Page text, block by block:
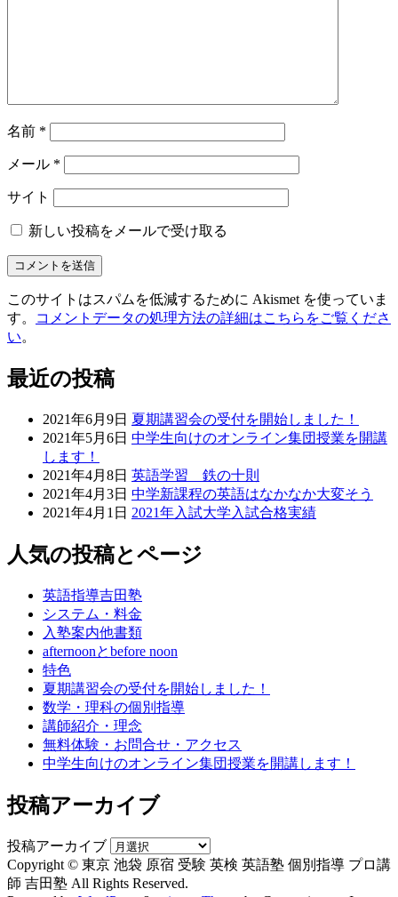
名前 *
メール *
サイト
新しい投稿をメールで受け取る
このサイトはスパムを低減するために Akismet を使っていま
す。
コメントデータの処理方法の詳細はこちらをご覧くださ
い。
最近の投稿
2021年6月9日 夏期講習会の受付を開始しました！
2021年5月6日 中学生向けのオンライン集団授業を開講
します！
2021年4月8日 英語学習 鉄の十則
2021年4月3日 中学新課程の英語はなかなか大変そう
2021年4月1日 2021年入試大学入試合格実績
人気の投稿とページ
英語指導吉田塾
システム・料金
入塾案内他書類
afternoonとbefore noon
特色
夏期講習会の受付を開始しました！
数学・理科の個別指導
講師紹介・理念
無料体験・お問合せ・アクセス
中学生向けのオンライン集団授業を開講します！
投稿アーカイブ
投稿アーカイブ
Copyright © 東京 池袋 原宿 受験 英検 英語塾 個別指導 プロ講
師 吉田塾 All Rights Reserved.